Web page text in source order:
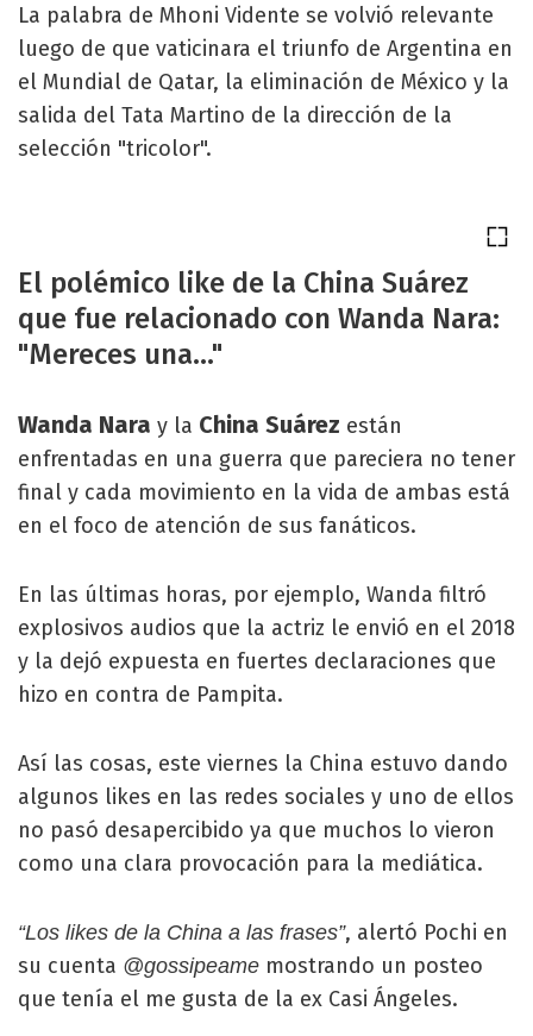
La palabra de Mhoni Vidente se volvió relevante
luego de que vaticinara el triunfo de Argentina en
el Mundial de Qatar, la eliminación de México y la
salida del Tata Martino de la dirección de la
selección "tricolor".
El polémico like de la China Suárez
que fue relacionado con Wanda Nara:
"Mereces una..."
Wanda Nara y la China Suárez están
enfrentadas en una guerra que pareciera no tener
final y cada movimiento en la vida de ambas está
en el foco de atención de sus fanáticos.
En las últimas horas, por ejemplo, Wanda filtró
explosivos audios que la actriz le envió en el 2018
y la dejó expuesta en fuertes declaraciones que
hizo en contra de Pampita.
Así las cosas, este viernes la China estuvo dando
algunos likes en las redes sociales y uno de ellos
no pasó desapercibido ya que muchos lo vieron
como una clara provocación para la mediática.
“Los likes de la China a las frases”, alertó Pochi en
su cuenta @gossipeame mostrando un posteo
que tenía el me gusta de la ex Casi Ángeles.